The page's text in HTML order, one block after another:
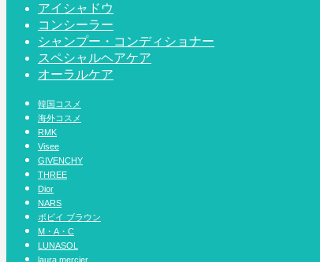
アイシャドウ
コンシーラー
シャンプー・コンディショナー
スペシャルヘアケア
オーラルケア
韓国コスメ
海外コスメ
RMK
Visee
GIVENCHY
THREE
Dior
NARS
ボビイ ブラウン
M・A・C
LUNASOL
laura mercier